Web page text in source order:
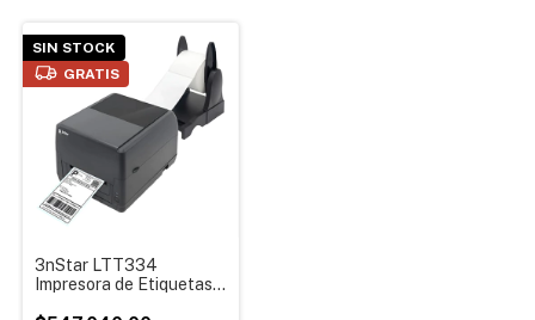
SIN STOCK
GRATIS
3nStar LTT334
Impresora de Etiquetas